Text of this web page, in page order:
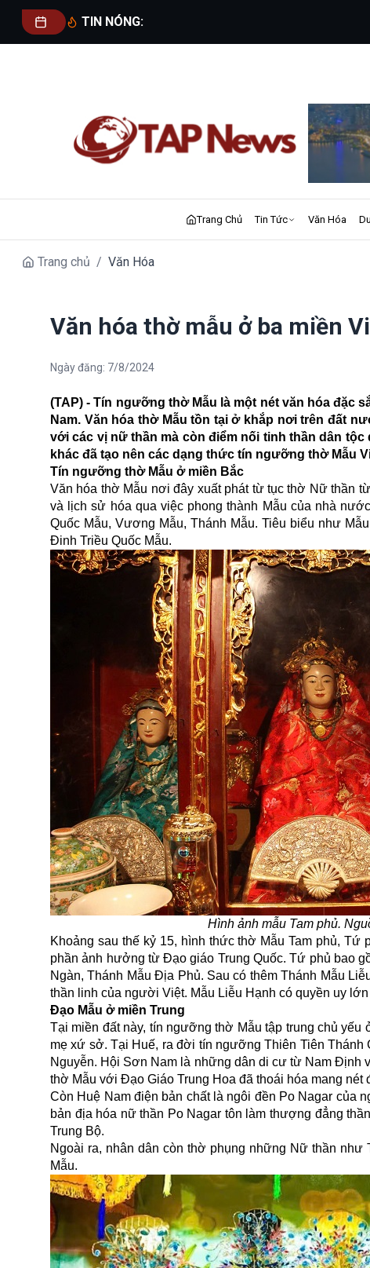
TIN NÓNG:
Trang Chủ Tin Tức Văn Hóa
Trang chủ / Văn Hóa
Văn hóa thờ mẫu ở ba miền
Ngày đăng: 7/8/2024
(TAP) - Tín ngưỡng thờ Mẫu là một nét văn hóa đặc
Nam. Văn hóa thờ Mẫu tồn tại ở khắp nơi trên đất
với các vị nữ thần mà còn điểm nối tinh thần dân
khác đã tạo nên các dạng thức tín ngưỡng thờ Mẫu
Tín ngưỡng thờ Mẫu ở miền Bắc
Văn hóa thờ Mẫu nơi đây xuất phát từ tục thờ Nữ thần
và lịch sử hóa qua việc phong thành Mẫu của nhà
Quốc Mẫu, Vương Mẫu, Thánh Mẫu. Tiêu biểu như
Đinh Triều Quốc Mẫu.
Hình ảnh mẫu Tam phủ.
Khoảng sau thế kỷ 15, hình thức thờ Mẫu Tam phủ,
phần ảnh hưởng từ Đạo giáo Trung Quốc. Tứ phủ bao
Ngàn, Thánh Mẫu Địa Phủ. Sau có thêm Thánh Mẫu
thần linh của người Việt. Mẫu Liễu Hạnh có quyền uy
Đạo Mẫu ở miền Trung
Tại miền đất này, tín ngưỡng thờ Mẫu tập trung chủ
mẹ xứ sở. Tại Huế, ra đời tín ngưỡng Thiên Tiên
Nguyễn. Hội Sơn Nam là những dân di cư từ Nam Định
thờ Mẫu với Đạo Giáo Trung Hoa đã thoái hóa mang nét
Còn Huệ Nam điện bản chất là ngôi đền Po Nagar của
bản địa hóa nữ thần Po Nagar tôn làm thượng đẳng
Trung Bộ.
Ngoài ra, nhân dân còn thờ phụng những Nữ thần
Mẫu.